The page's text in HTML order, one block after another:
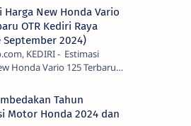
Harga New Honda Vario
OTR Kediri Raya
September 2024)
KEDIRI - Estimasi
Honda Vario 125 Terbaru
Raya (Update September
sekalian, PT Astra Honda
Tahun
Motor Honda 2024 dan